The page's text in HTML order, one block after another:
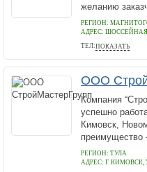
желанию
РЕГИОН:
АДРЕС: ШОССЕЙНАЯ
ТЕЛ:ПОКАЗАТЬ
89000930922
ООО
Компания
успешно
Кимовск,
преимущество
РЕГИОН: ТУЛА
АДРЕС: Г. КИМОВСК,